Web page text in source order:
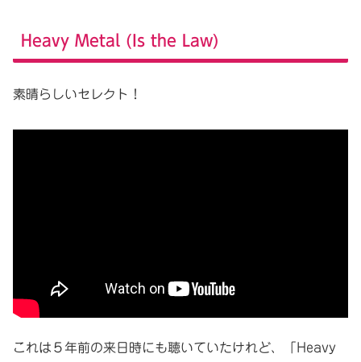
Heavy Metal (Is the Law)
素晴らしいセレクト！
これは５年前の来日時にも聴いていたけれど、「Heavy